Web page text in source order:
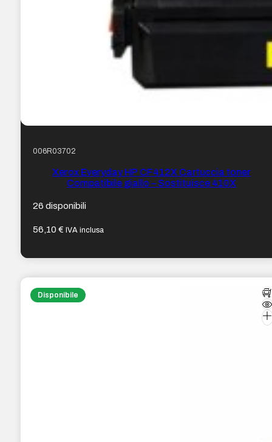
006R03702
Xerox Everyday HP CF412X Cartuccia toner
Compatibile giallo – Sostituisce 410X
26 disponibili
56,10€ IVA inclusa
Disponibile